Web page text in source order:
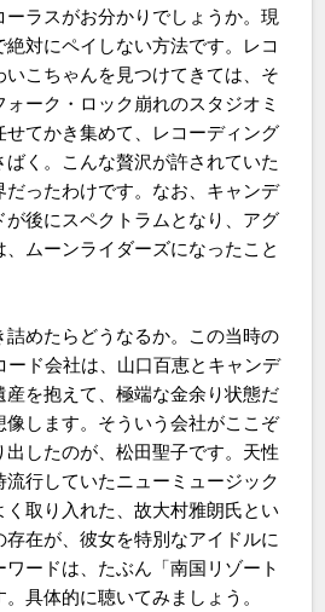
ラスがお分かりでしょうか。現
対にペイしない方法です。レコ
こちゃんを見つけてきては、そ
ーク・ロック崩れのスタジオミ
せてかき集めて、レコーディング
ばく。こんな贅沢が許されていた
ったわけです。なお、キャンデ
が後にスペクトラムとなり、アグ
ムーンライダーズになったこと
詰めたらどうなるか。この当時の
ード会社は、山口百恵とキャンデ
産を抱えて、極端な金余り状態だ
像します。そういう会社がここぞ
出したのが、松田聖子です。天性
行していたニューミュージック
取り入れた、故大村雅朗氏とい
在が、彼女を特別なアイドルに
ワードは、たぶん「南国リゾート
具体的に聴いてみましょう。